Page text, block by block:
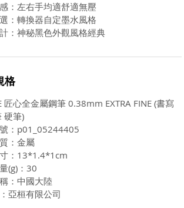
：左右手均適舒適無壓
：轉換器自定墨水風格
：神秘黑色外觀風格經典
格
匠心全金屬鋼筆 0.38mm EXTRA FINE (書寫
硬筆)
：p01_05244405
：金屬
：13*1.4*1cm
(g)：30
：中國大陸
亞桓有限公司